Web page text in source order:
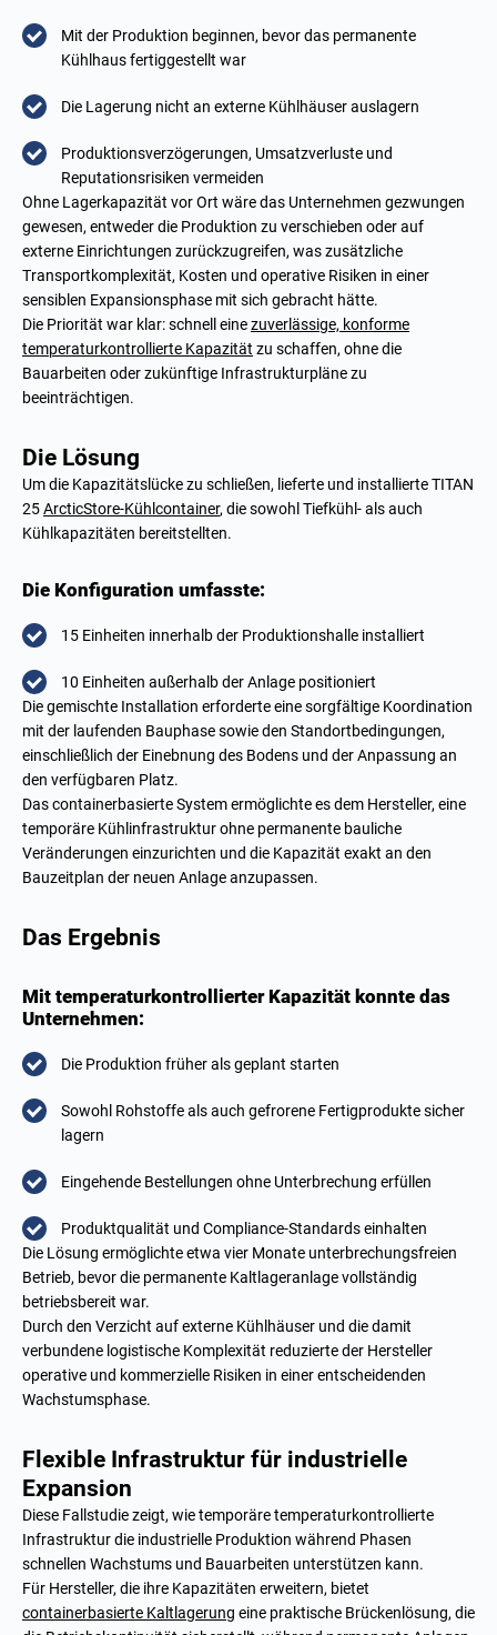
Mit der Produktion beginnen, bevor das permanente
Kühlhaus fertiggestellt war
Die Lagerung nicht an externe Kühlhäuser auslagern
Produktionsverzögerungen, Umsatzverluste und
Reputationsrisiken vermeiden
Ohne Lagerkapazität vor Ort wäre das Unternehmen gezwungen
gewesen, entweder die Produktion zu verschieben oder auf
externe Einrichtungen zurückzugreifen, was zusätzliche
Transportkomplexität, Kosten und operative Risiken in einer
sensiblen Expansionsphase mit sich gebracht hätte.
Die Priorität war klar: schnell einezuverlässige, konforme
temperaturkontrollierte Kapazität zu schaffen, ohne die
Bauarbeiten oder zukünftige Infrastrukturpläne zu
beeinträchtigen.
Die Lösung
Um die Kapazitätslücke zu schließen, lieferte und installierte TITAN
25ArcticStore-Kühlcontainer, die sowohl Tiefkühl- als auch
Kühlkapazitäten bereitstellten.
Die Konfiguration umfasste:
15 Einheiten innerhalb der Produktionshalle installiert
10 Einheiten außerhalb der Anlage positioniert
Die gemischte Installation erforderte eine sorgfältige Koordination
mit der laufenden Bauphase sowie den Standortbedingungen,
einschließlich der Einebnung des Bodens und der Anpassung an
den verfügbaren Platz.
Das containerbasierte System ermöglichte es dem Hersteller, eine
temporäre Kühlinfrastruktur ohne permanente bauliche
Veränderungen einzurichten und die Kapazität exakt an den
Bauzeitplan der neuen Anlage anzupassen.
Das Ergebnis
Mit temperaturkontrollierter Kapazität konnte das
Unternehmen:
Die Produktion früher als geplant starten
Sowohl Rohstoffe als auch gefrorene Fertigprodukte sicher
lagern
Eingehende Bestellungen ohne Unterbrechung erfüllen
Produktqualität und Compliance-Standards einhalten
Die Lösung ermöglichte etwa vier Monate unterbrechungsfreien
Betrieb, bevor die permanente Kaltlageranlage vollständig
betriebsbereit war.
Durch den Verzicht auf externe Kühlhäuser und die damit
verbundene logistische Komplexität reduzierte der Hersteller
operative und kommerzielle Risiken in einer entscheidenden
Wachstumsphase.
Flexible Infrastruktur für industrielle
Expansion
Diese Fallstudie zeigt, wie temporäre temperaturkontrollierte
Infrastruktur die industrielle Produktion während Phasen
schnellen Wachstums und Bauarbeiten unterstützen kann.
Für Hersteller, die ihre Kapazitäten erweitern, bietet
containerbasierte Kaltlagerung eine praktische Brückenlösung, die